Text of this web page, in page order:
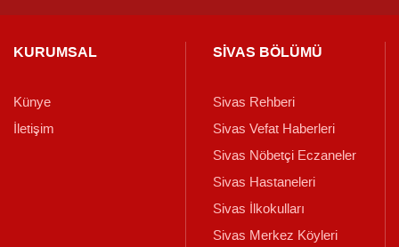
KURUMSAL
Künye
İletişim
SİVAS BÖLÜMÜ
Sivas Rehberi
Sivas Vefat Haberleri
Sivas Nöbetçi Eczaneler
Sivas Hastaneleri
Sivas İlkokulları
Sivas Merkez Köyleri